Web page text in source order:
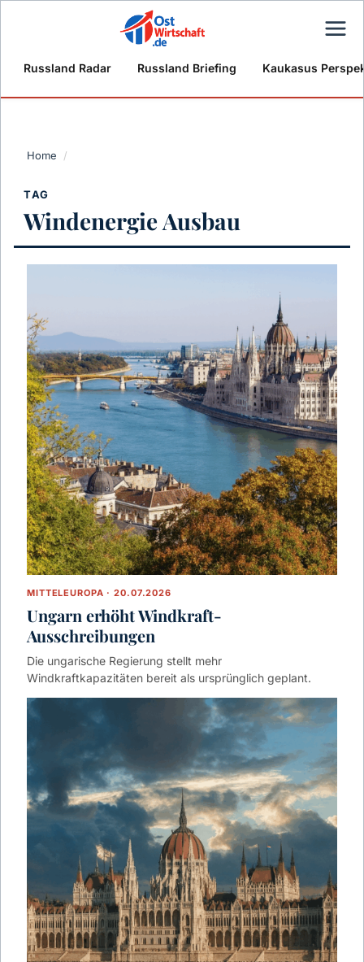
Russland Radar Russland Briefing Kaukasus
Home /
TAG
Windenergie Ausbau
MITTELEUROPA · 20.07.2026
Ungarn erhöht Windkraft-
Ausschreibungen
Die ungarische Regierung stellt mehr
Windkraftkapazitäten bereit als ursprünglich geplant.